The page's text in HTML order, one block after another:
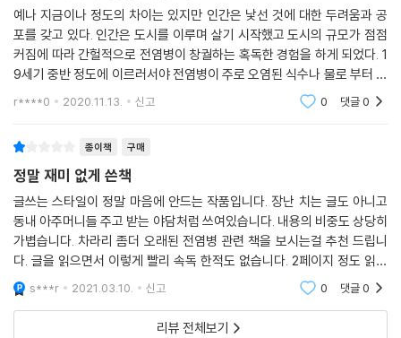
예나 지금이나 정도의 차이는 있지만 인간은 낯선 것에 대한 두려움과 공
포를 갖고 있다. 인간은 도시를 이루며 살기 시작했고 도시의 규모가 점점
커짐에 따라 간헐적으로 전염병이 창궐하는 혹독한 경험을 하게 되었다. 1
9세기 중반 정도에 이르러서야 전염병이 주로 오염된 식수나 물로 부터 전
염된다는 갓을 알게되고 유럽인들부터 상하수도 시스템을 만들게 되고 이
r****0 2020.11.13. 신고 0 댓글0
종이책 구매
정말 재미 없게 쓴책
글쓰는 스타일이 정말 마음에 안드는 작품입니다. 장난 치는 글도 아니고
동내 아주머니들 주고 받는 야담처럼 쓰여있습니다. 내용의 비중도 상당히
가볍습니다. 차라리 좀더 오래된 전염병 관련 책을 보시는걸 추천 드립니
다. 글을 읽으면서 이렇게 빨리 속독 한적도 없습니다. 2페이지 정도 읽다
가 차라리 인터넷이나 유튜브에 올라온 자료가 더 재미있고 신뢰가 간다고
느껴집니다.
s***r 2021.03.10. 신고 0 댓글0
리뷰 전체보기